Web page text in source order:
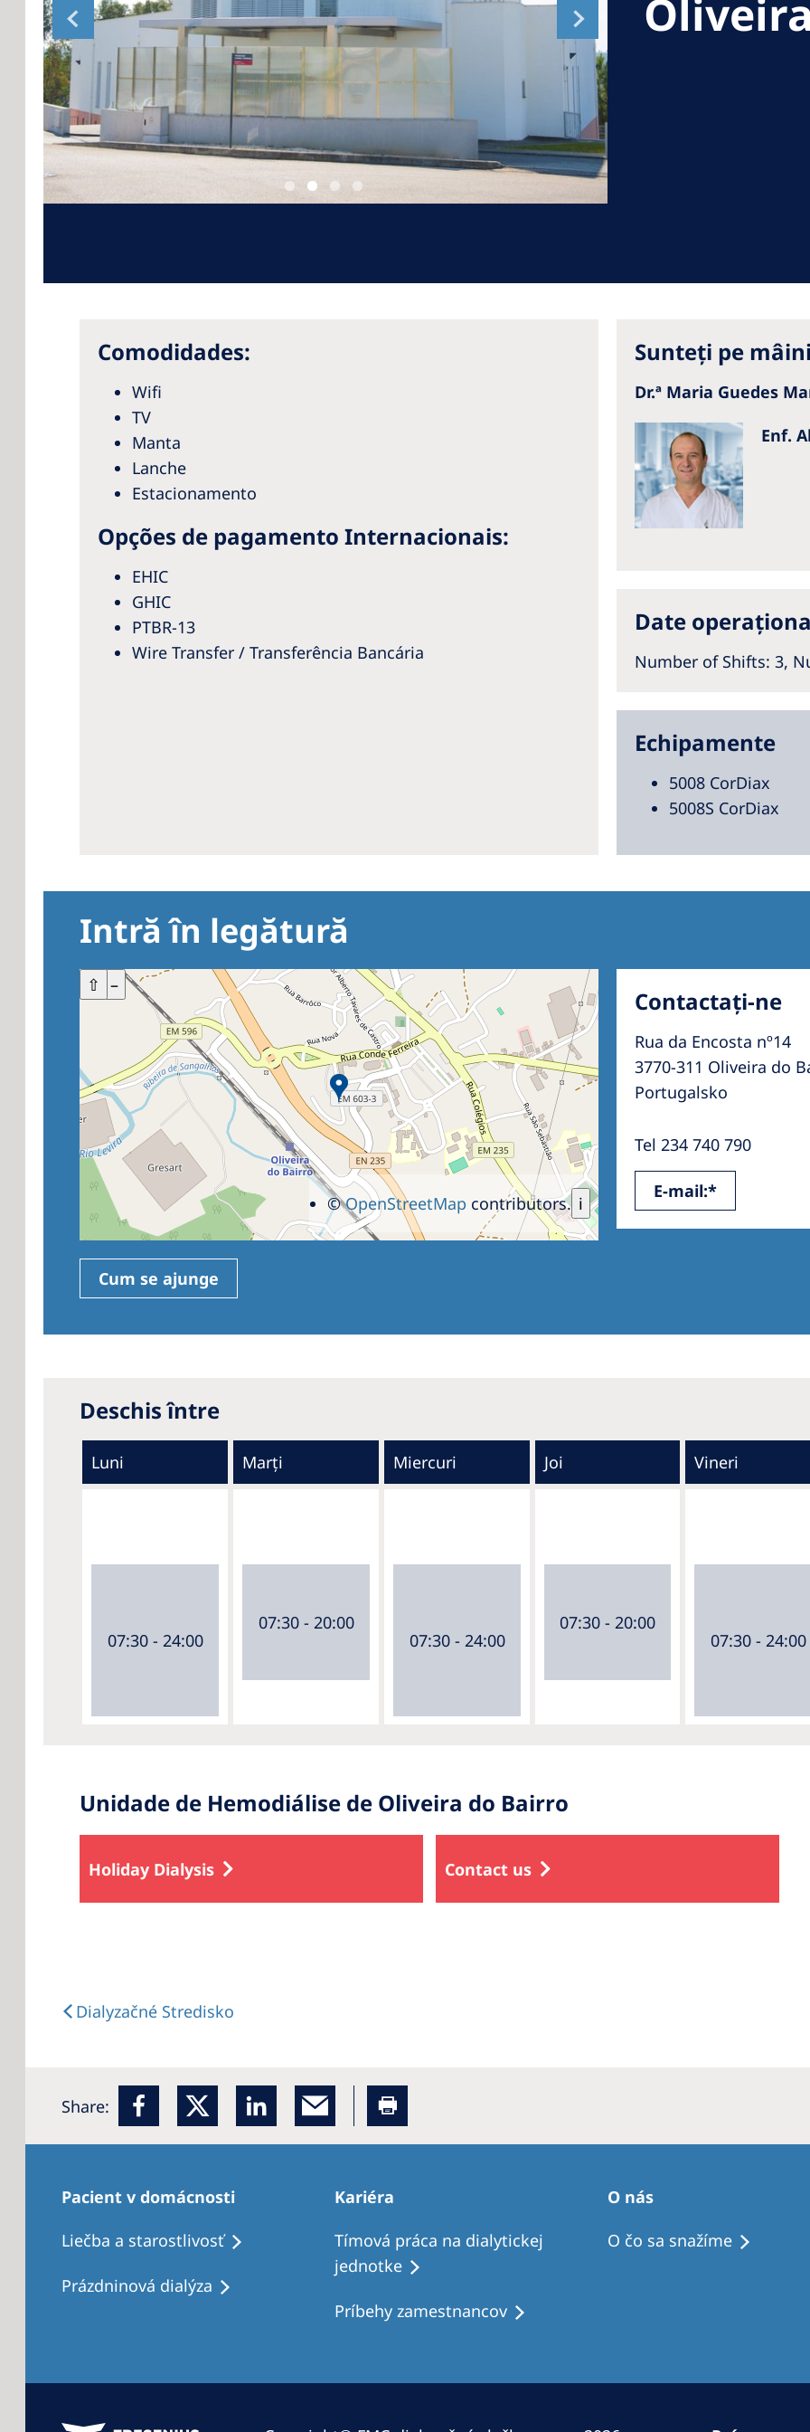
Romania
Russia
Asia Pacific
Asia Pacific
Australia
Philippines
Global Website
Comodidades:
Wifi
TV
Manta
Lanche
Estacionamento
Opções de pagamento Internacionais:
EHIC
GHIC
PTBR-13
Wire Transfer / Transferência Bancária
Sunteți pe
Dr.ª Maria Guedes
Enf.
Date
Number of Shifts: 3,
Echipamente
5008 CorDiax
5008S CorDiax
Intră în legătură
+ –
⇧
i
©OpenStreetMap contributors.
Cum se ajunge
Contactați-ne
Rua da Encosta nº14
3770-311 Oliveira do
Portugalsko
Tel 234 740 790
E-mail:*
Deschis între
Luni Marți Miercuri Joi Vineri
07:30 - 24:00
07:30 - 20:00
07:30 - 24:00
07:30 - 20:00
07:30 - 24:00
Unidade de Hemodiálise de Oliveira do Bairro
Holiday Dialysis Contact us
Dialyzačné Stredisko
Share:
Pacient v domácnosti
Liečba a starostlivosť
Prázdninová dialýza
Kariéra
Tímová práca na dialytickej
jednotke
Príbehy zamestnancov
O nás
O čo sa snažíme